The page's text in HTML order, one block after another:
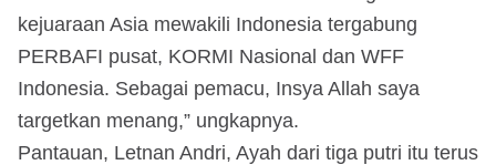
kejuaraan Asia mewakili Indonesia tergabung
PERBAFI pusat, KORMI Nasional dan WFF
Indonesia. Sebagai pemacu, Insya Allah saya
targetkan menang,” ungkapnya.
Pantauan, Letnan Andri, Ayah dari tiga putri itu terus